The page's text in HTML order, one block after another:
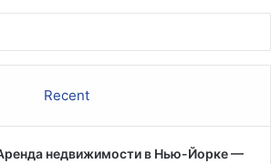
Recent
недвижимости в Нью-Йорке —